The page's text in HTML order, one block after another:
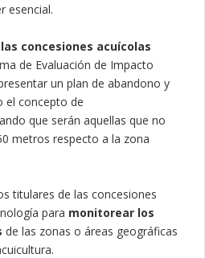
esencial.
concesiones acuícolas
de Evaluación de Impacto
un plan de abandono y
el concepto de
que serán aquellas que no
metros respecto a la zona
titulares de las concesiones
para monitorear los
de las zonas o áreas geográficas